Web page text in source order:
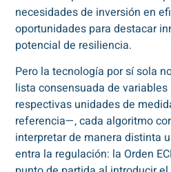
necesidades de inversión en
oportunidades para destacar
potencial de resiliencia.
Pero la tecnología por sí sola
lista consensuada de
respectivas unidades de
referencia—, cada algoritmo
interpretar de manera distinta
entra la regulación: la Orden